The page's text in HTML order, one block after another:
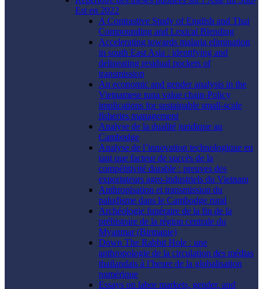
Est en 2022
A Contrastive Study of English and Thai
Compounding and Lexical Blending
Accelerating towards malaria elimination
in south East Asia : identifying and
delineating residual pockets of
transmission
An economic and gender analysis in the
Vietnamese tuna value chain-Policy
implications for sustainable small-scale
fisheries management
Analyse de la dualité juridique au
Cambodge
Analyse de l’innovation technologique en
tant que facteur de succès de la
compétitivité durable : preuves des
exportateurs agro-industriels du Vietnam
Anthropisation et transmission du
paludisme dans le Cambodge rural
Archéologie funéraire de la fin de la
préhistoire de la région centrale du
Myanmar (Birmanie)
Down The Rabbit Hole : une
anthropologie de la circulation des médias
thaïlandais à l’heure de la globalisation
numérique
Essays on labor markets, gender, and